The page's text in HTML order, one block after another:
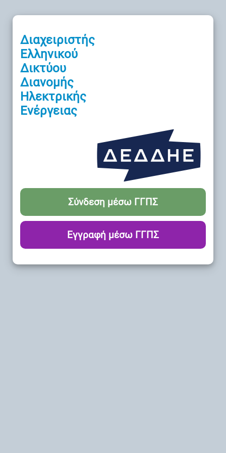
Διαχειριστής
Ελληνικού
Δικτύου
Διανομής
Ηλεκτρικής
Ενέργειας